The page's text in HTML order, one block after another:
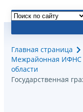
Главная страница
Межрайонная ИФНС
области
Государственная